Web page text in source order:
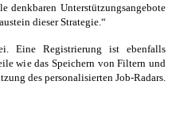
denkbaren Unterstützungsangebote
dieser Strategie.“
Eine Registrierung ist ebenfalls
wie das Speichern von Filtern und
des personalisierten Job-Radars.